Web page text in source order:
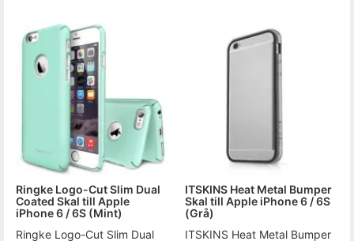
Ringke Logo-Cut Slim Dual
Coated Skal till Apple
iPhone 6 / 6S (Mint)
Ringke Logo-Cut Slim Dual
ITSKINS Heat Metal Bumper
Skal till Apple iPhone 6 / 6S
(Grå)
ITSKINS Heat Metal Bumper